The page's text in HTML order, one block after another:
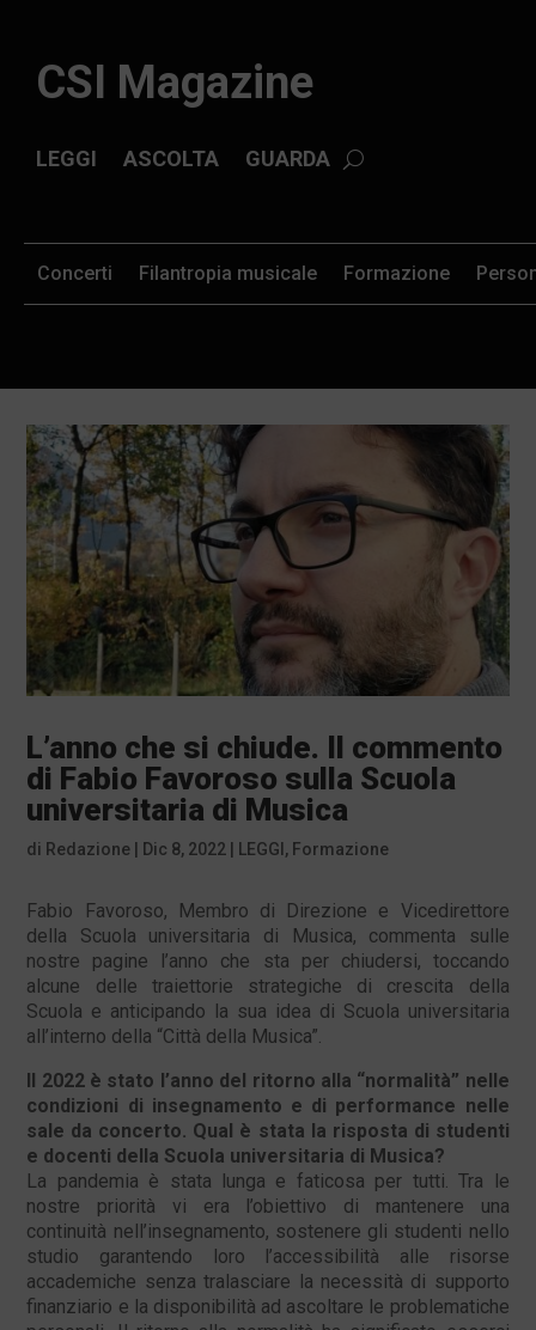
CSI Magazine
ASCOLTA GUARDA
LEGGI
Formazione
Concerti Filantropia musicale
L’anno che si chiude. Il commento
di Fabio Favoroso sulla Scuola
universitaria di Musica
di Redazione Dic 8, 2022 LEGGI , Formazione
Fabio Favoroso, Membro di Direzione e Vicedirettore
della Scuola universitaria di Musica, commenta sulle
nostre pagine l’anno che sta per chiudersi, toccando
alcune delle traiettorie strategiche di crescita della
Scuola e anticipando la sua idea di Scuola universitaria
all’interno della “Città della Musica”.
Il 2022 è stato l’anno del ritorno alla “normalità” nelle
condizioni di insegnamento e di performance nelle
sale da concerto. Qual è stata la risposta di studenti
e docenti della Scuola universitaria di Musica?
La pandemia è stata lunga e faticosa per tutti. Tra le
nostre priorità vi era l’obiettivo di mantenere una
continuità nell’insegnamento, sostenere gli studenti nello
studio garantendo loro l’accessibilità alle risorse
accademiche senza tralasciare la necessità di supporto
finanziario e la disponibilità ad ascoltare le problematiche